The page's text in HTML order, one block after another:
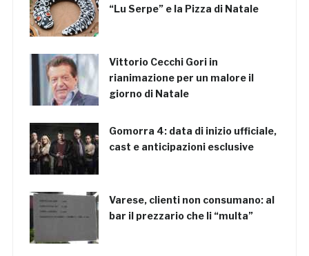
“Lu Serpe” e la Pizza di Natale
Vittorio Cecchi Gori in
rianimazione per un malore il
giorno di Natale
Gomorra 4: data di inizio ufficiale,
cast e anticipazioni esclusive
Varese, clienti non consumano: al
bar il prezzario che li “multa”